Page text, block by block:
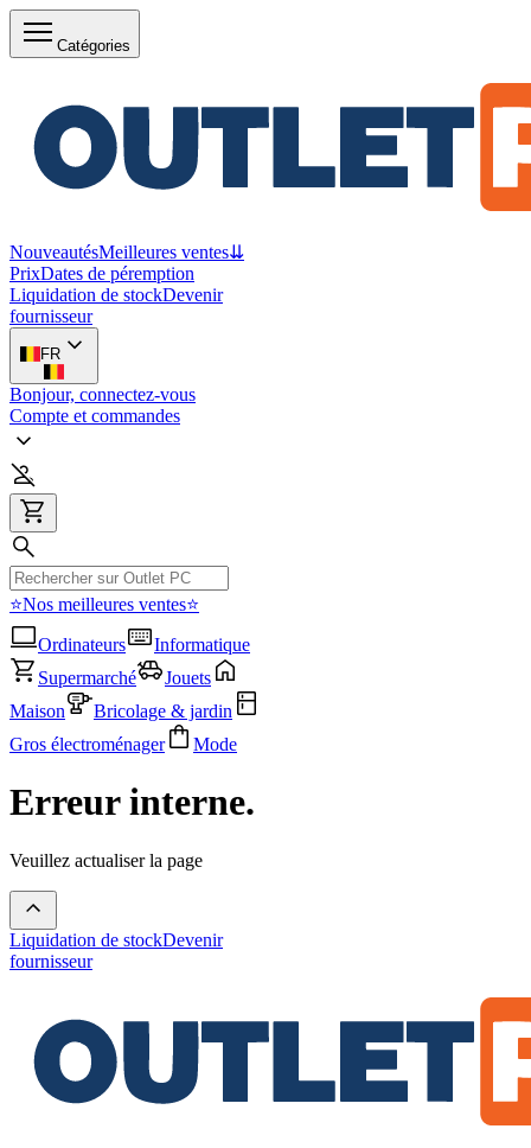
Catégories
NouveautésMeilleures ventes⇊
PrixDates de péremption
Liquidation de stockDevenir
fournisseur
FR
Bonjour, connectez-vous
Compte et commandes
⭐Nos meilleures ventes⭐
Ordinateurs
Informatique
Supermarché
Jouets
Maison
Bricolage & jardin
Gros électroménager
Mode
Erreur interne.
Veuillez actualiser la page
Liquidation de stockDevenir
fournisseur